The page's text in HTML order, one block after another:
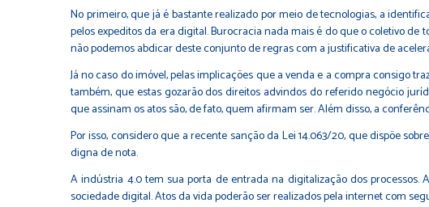
No primeiro, que já é bastante realizado por meio de tecnologias, a
pelos expeditos da era digital. Burocracia nada mais é do que o coletivo
não podemos abdicar deste conjunto de regras com a justificativa de
Já no caso do imóvel, pelas implicações que a venda e a compra consigo
também, que estas gozarão dos direitos advindos do referido negócio
que assinam os atos são, de fato, quem afirmam ser. Além disso, a
Por isso, considero que a recente sanção da Lei 14.063/20, que dispõe
digna de nota.
A indústria 4.0 tem sua porta de entrada na digitalização dos
sociedade digital. Atos da vida poderão ser realizados pela internet com